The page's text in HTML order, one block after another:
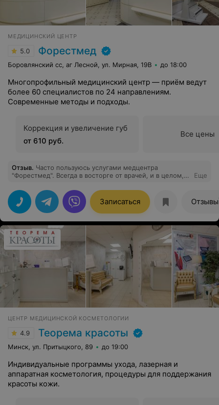
МЕДИЦИНСКИЙ ЦЕНТР
5.0 Форестмед
Боровлянский сс, аг Лесной, ул. Мирная, 19В до 18:00
Многопрофильный медицинский центр — приём ведут
более 60 специалистов по 24 направлениям.
Современные методы и подходы.
Коррекция и увеличение губ
от 610 руб.
Все цены
Отзыв. Часто пользуюсь услугами медцентра
"Форестмед". Всегда в восторге от врачей, и в целом,
Еще
Записаться Отзывы
ЦЕНТР МЕДИЦИНСКОЙ КОСМЕТОЛОГИИ
4.9 Теорема красоты
Минск, ул. Притыцкого, 89 до 19:00
Индивидуальные программы ухода, лазерная и
аппаратная косметология, процедуры для поддержания
красоты кожи.